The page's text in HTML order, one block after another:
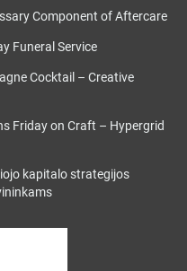
Component of Aftercare
Funeral Service
Cocktail – Creative
Friday on Craft – Hypergrid
kapitalo strategijos